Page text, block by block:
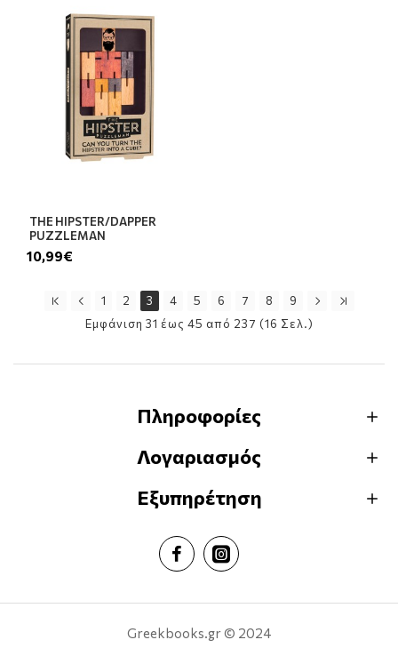
THE HIPSTER/DAPPER
PUZZLEMAN
10,99€
1 2 3 4 5 6 7 8
9
Εμφάνιση 31 έως 45 από 237 (16 Σελ.)
Πληροφορίες
Λογαριασμός
Εξυπηρέτηση
Greekbooks.gr © 2024